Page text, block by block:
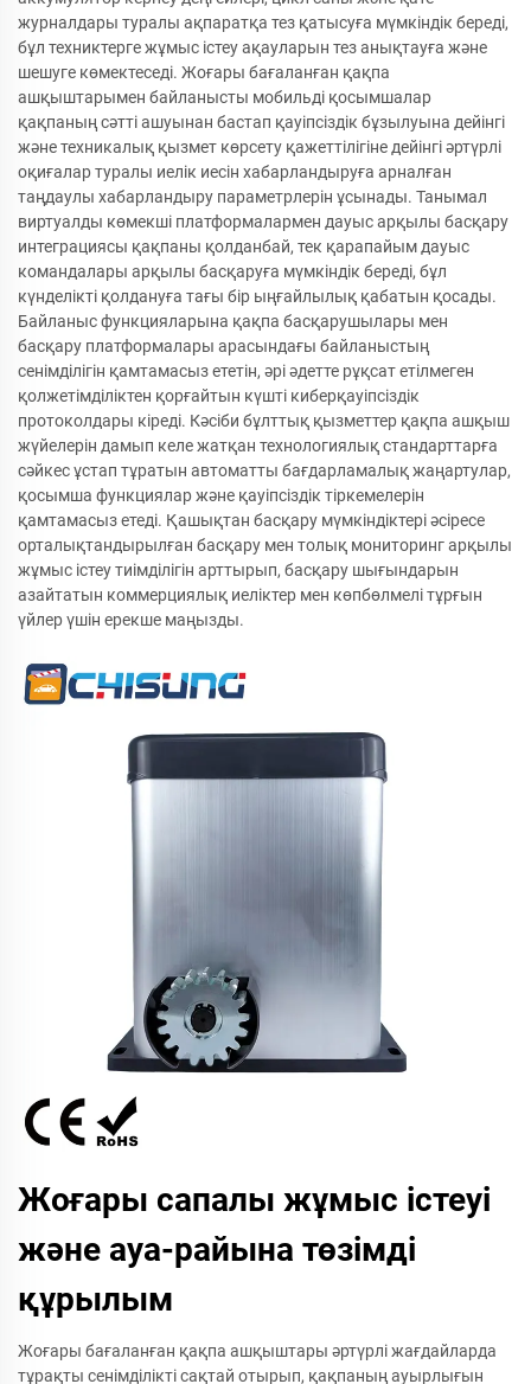
журналдары туралы ақпаратқа тез қатысуға мүмкіндік береді,
бұл техниктерге жұмыс істеу ақауларын тез анықтауға және
шешуге көмектеседі. Жоғары бағаланған қақпа
ашқыштарымен байланысты мобильді қосымшалар
қақпаның сәтті ашуынан бастап қауіпсіздік бұзылуына дейінгі
және техникалық қызмет көрсету қажеттілігіне дейінгі әртүрлі
оқиғалар туралы иелік иесін хабарландыруға арналған
таңдаулы хабарландыру параметрлерін ұсынады. Танымал
виртуалды көмекші платформалармен дауыс арқылы басқару
интеграциясы қақпаны қолданбай, тек қарапайым дауыс
командалары арқылы басқаруға мүмкіндік береді, бұл
күнделікті қолдануға тағы бір ыңғайлылық қабатын қосады.
Байланыс функцияларына қақпа басқарушылары мен
басқару платформалары арасындағы байланыстың
сенімділігін қамтамасыз ететін, әрі әдетте рұқсат етілмеген
қолжетімділіктен қорғайтын күшті киберқауіпсіздік
протоколдары кіреді. Кәсіби бұлттық қызметтер қақпа ашқыш
жүйелерін дамып келе жатқан технологиялық стандарттарға
сәйкес ұстап тұратын автоматты бағдарламалық жаңартулар,
қосымша функциялар және қауіпсіздік тіркемелерін
қамтамасыз етеді. Қашықтан басқару мүмкіндіктері әсіресе
орталықтандырылған басқару мен толық мониторинг арқылы
жұмыс істеу тиімділігін арттырып, басқару шығындарын
азайтатын коммерциялық иеліктер мен көпбөлмелі тұрғын
үйлер үшін ерекше маңызды.
Жоғары сапалы жұмыс істеуі
және ауа-райына төзімді
құрылым
Жоғары бағаланған қақпа ашқыштары әртүрлі жағдайларда
тұрақты сенімділікті сақтай отырып, қақпаның ауырлығын